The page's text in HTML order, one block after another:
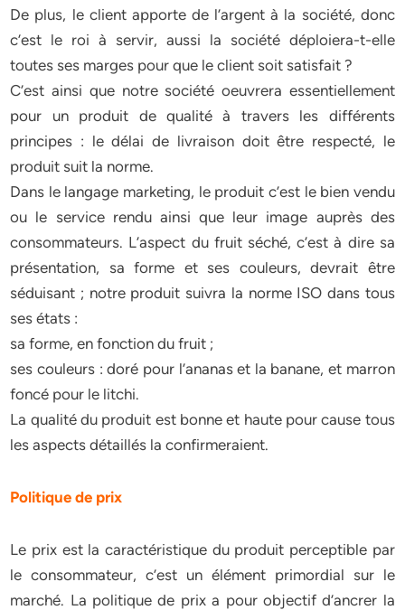
De plus, le client apporte de l’argent à la société, donc
c’est le roi à servir, aussi la société déploiera-t-elle
toutes ses marges pour que le client soit satisfait ?
C’est ainsi que notre société oeuvrera essentiellement
pour un produit de qualité à travers les différents
principes : le délai de livraison doit être respecté, le
produit suit la norme.
Dans le langage marketing, le produit c’est le bien vendu
ou le service rendu ainsi que leur image auprès des
consommateurs. L’aspect du fruit séché, c’est à dire sa
présentation, sa forme et ses couleurs, devrait être
séduisant ; notre produit suivra la norme ISO dans tous
ses états :
sa forme, en fonction du fruit ;
ses couleurs : doré pour l’ananas et la banane, et marron
foncé pour le litchi.
La qualité du produit est bonne et haute pour cause tous
les aspects détaillés la confirmeraient.
Politique de prix
Le prix est la caractéristique du produit perceptible par
le consommateur, c’est un élément primordial sur le
marché. La politique de prix a pour objectif d’ancrer la